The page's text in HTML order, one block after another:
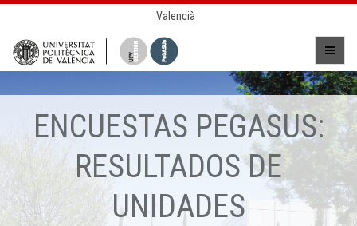
Valencià
ENCUESTAS PEGASUS:
RESULTADOS DE
UNIDADES